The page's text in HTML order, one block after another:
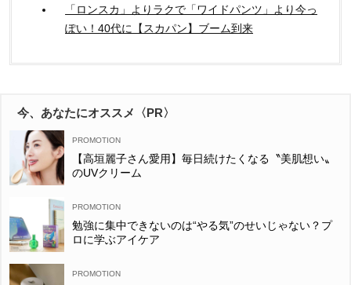
「ロンスカ」よりラクで「ワイドパンツ」より今っ
ぽい！40代に【スカパン】ブーム到来
今、あなたにオススメ〈PR〉
【高垣麗子さん愛用】毎日続けたくなる〝美肌想い〟
のUVクリーム
勉強に集中できないのは“やる気”のせいじゃない？プ
ロに学ぶアイケア